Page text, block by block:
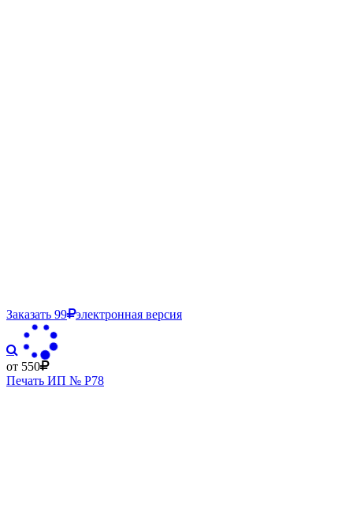
Заказать 99 электронная версия
от 550
Печать ИП № Р78